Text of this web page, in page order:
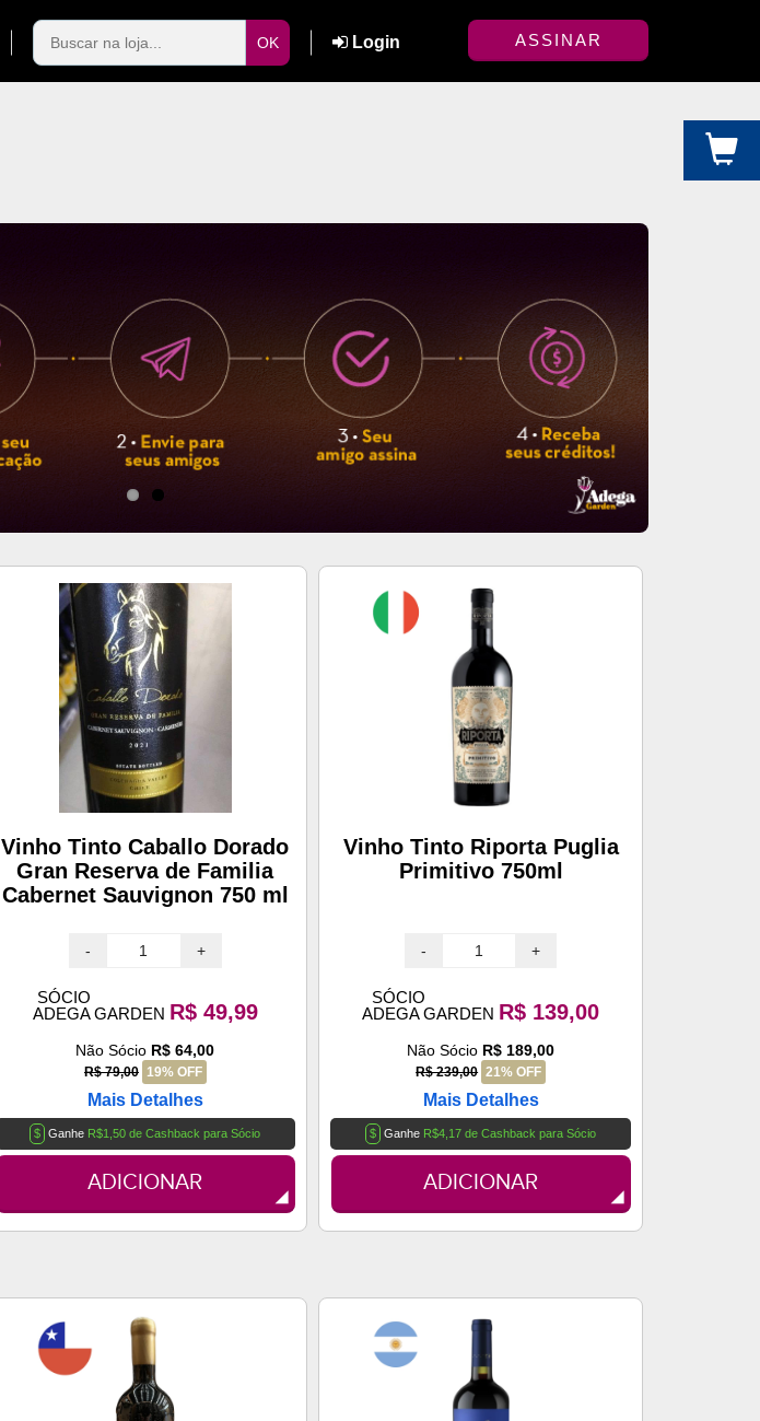
Login ASSINAR
Vinho Tinto Caballo Dorado
Gran Reserva de Familia
Cabernet Sauvignon 750 ml
- +
SÓCIO
ADEGA GARDEN R$ 49,99
Não Sócio R$ 64,00
R$ 79,00 19% OFF
Mais Detalhes
$ Ganhe R$1,50 de Cashback para Sócio
ADICIONAR
Vinho Tinto Riporta Puglia
Primitivo 750ml
- +
SÓCIO
ADEGA GARDEN R$ 139,00
Não Sócio R$ 189,00
R$ 239,00 21% OFF
Mais Detalhes
$ Ganhe R$4,17 de Cashback para Sócio
ADICIONAR